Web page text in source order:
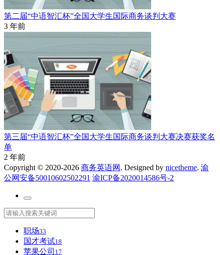
第二届“中语智汇杯”全国大学生国际商务谈判大赛
3 年前
第三届“中语智汇杯”全国大学生国际商务谈判大赛决赛获奖名
单
2 年前
Copyright © 2020-2026 商务英语网 . Designed by nicetheme. 渝
公网安备50010602502291 渝ICP备2020014586号-2
职场33
国才考试18
苹果公司 17